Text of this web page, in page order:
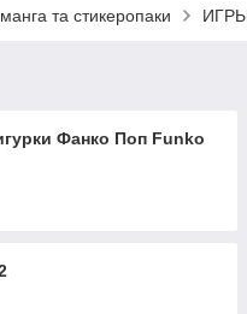
та стикеропаки
Фанко Поп Funko